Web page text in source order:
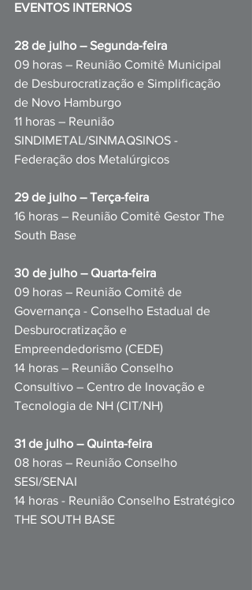
EVENTOS INTERNOS
28 de julho – Segunda-feira
09 horas – Reunião Comitê Municipal
de Desburocratização e Simplificação
de Novo Hamburgo
11 horas – Reunião
SINDIMETAL/SINMAQSINOS -
Federação dos Metalúrgicos
29 de julho – Terça-feira
16 horas – Reunião Comitê Gestor The
South Base
30 de julho – Quarta-feira
09 horas – Reunião Comitê de
Governança - Conselho Estadual de
Desburocratização e
Empreendedorismo (CEDE)
14 horas – Reunião Conselho
Consultivo – Centro de Inovação e
Tecnologia de NH (CIT/NH)
31 de julho – Quinta-feira
08 horas – Reunião Conselho
SESI/SENAI
14 horas - Reunião Conselho Estratégico
THE SOUTH BASE